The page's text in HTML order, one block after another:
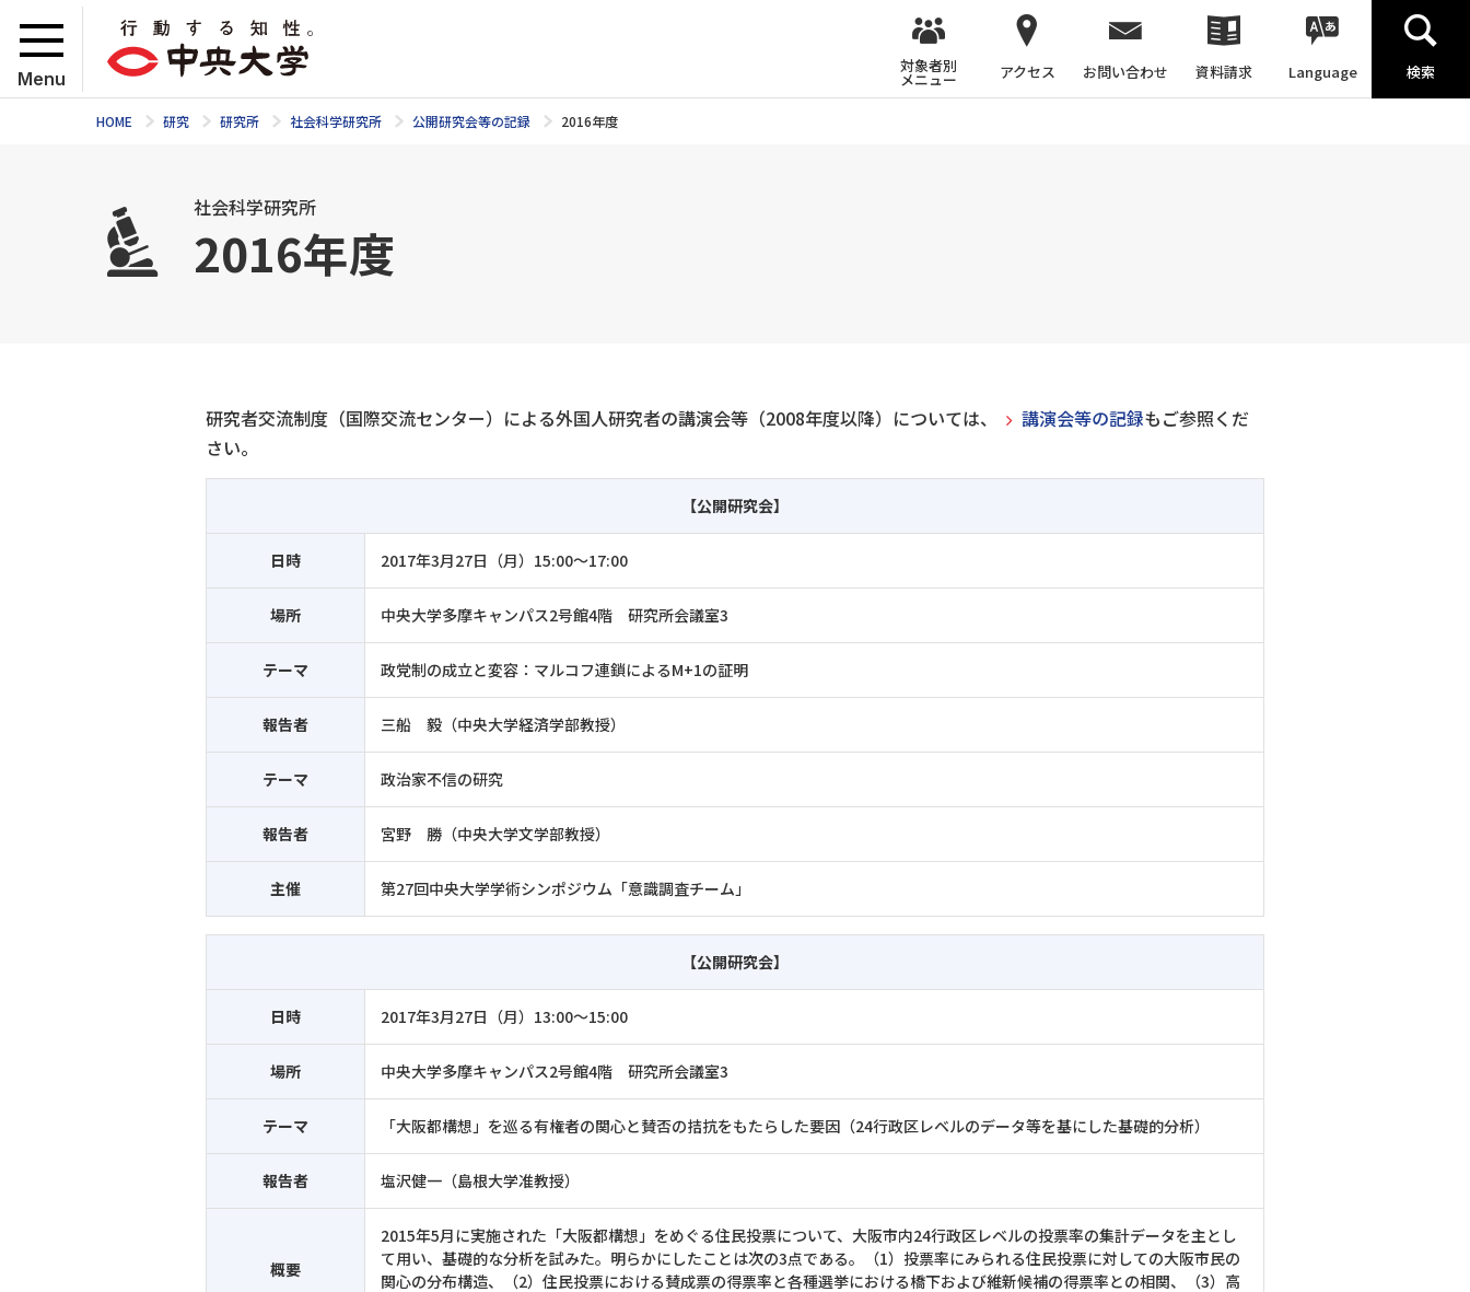
Menu
対象者別
メニュー アクセス お問い合わせ 資料請求 Language 検索
HOME 研究 研究所 社会科学研究所 公開研究会等の記録 2016年度
社会科学研究所
2016年度
研究者交流制度（国際交流センター）による外国人研究者の講演会等（2008年度以降）については、 講演会等の記録もご参照くだ
さい。
【公開研究会】
日時 2017年3月27日（月）15:00～17:00
場所 中央大学多摩キャンパス2号館4階 研究所会議室3
テーマ 政党制の成立と変容：マルコフ連鎖によるM+1の証明
報告者 三船 毅（中央大学経済学部教授）
テーマ 政治家不信の研究
報告者 宮野 勝（中央大学文学部教授）
主催 第27回中央大学学術シンポジウム「意識調査チーム」
【公開研究会】
日時 2017年3月27日（月）13:00～15:00
場所 中央大学多摩キャンパス2号館4階 研究所会議室3
テーマ 「大阪都構想」を巡る有権者の関心と賛否の拮抗をもたらした要因（24行政区レベルのデータ等を基にした基礎的分析）
報告者 塩沢健一（島根大学准教授）
概要
2015年5月に実施された「大阪都構想」をめぐる住民投票について、大阪市内24行政区レベルの投票率の集計データを主とし
て用い、基礎的な分析を試みた。明らかにしたことは次の3点である。（1）投票率にみられる住民投票に対しての大阪市民の
関心の分布構造、（2）住民投票における賛成票の得票率と各種選挙における橋下および維新候補の得票率との相関、（3）高